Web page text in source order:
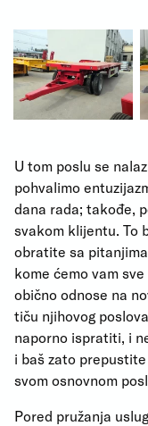
U tom poslu se
pohvalimo
dana rada; takođe,
svakom klijentu. To
obratite sa
kome ćemo vam
obično odnose na
tiču njihovog
naporno ispratiti, i
i baš zato
svom osnovnom
Pored pružanja